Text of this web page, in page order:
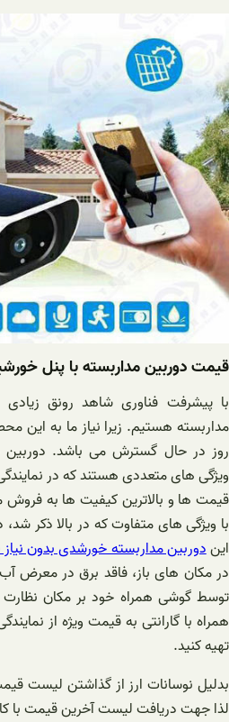
قیمت دوربین مداربسته با پنل
با پیشرفت فناوری شاهد رونق
مداربسته هستیم. زیرا نیاز ما به این
روز در حال گسترش می باشد. دوربین
ویژگی های متعددی هستند که در
قیمت ها و بالاترین کیفیت ها به فروش
با ویژگی های متفاوت که در بالا ذکر
ایندوربین مداربسته خورشدی بدون نیاز
در مکان های باز، فاقد برق در معرض
توسط گوشی همراه خود بر مکان نظارت
همراه با گارانتی به قیمت ویژه از
تهیه کنید.
بدلیل نوسانات ارز از گذاشتن لیست
لذا جهت دریافت لیست آخرین قیمت با